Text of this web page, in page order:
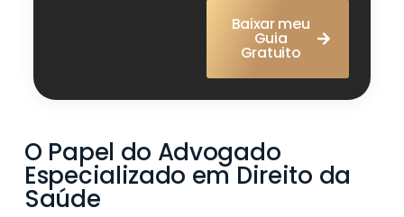
Baixar meu
Guia
Gratuito
O Papel do Advogado
Especializado em Direito da
Saúde